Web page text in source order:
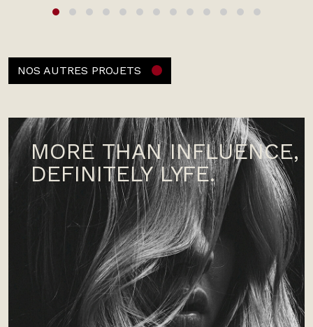
NOS AUTRES PROJETS
MORE THAN INFLUENCE,
DEFINITELY LYFE.